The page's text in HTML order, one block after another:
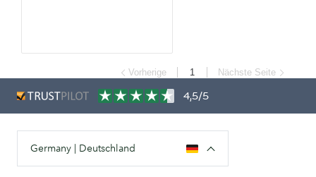
Vorherige 1 Nächste Seite
4,5/5
Germany | Deutschland